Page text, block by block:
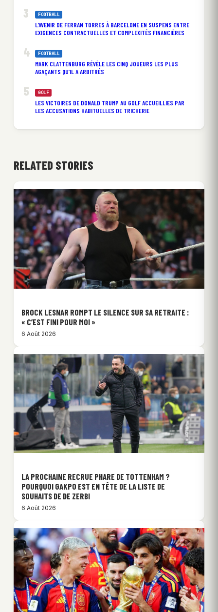
FOOTBALL
L’AVENIR DE FERRAN TORRES À BARCELONE EN SUSPENS ENTRE
EXIGENCES CONTRACTUELLES ET COMPLEXITÉS FINANCIÈRES
FOOTBALL
MARK CLATTENBURG RÉVÈLE LES CINQ JOUEURS LES PLUS
AGAÇANTS QU’IL A ARBITRÉS
GOLF
LES VICTOIRES DE DONALD TRUMP AU GOLF ACCUEILLIES PAR
LES ACCUSATIONS HABITUELLES DE TRICHERIE
RELATED STORIES
BROCK LESNAR ROMPT LE SILENCE SUR SA RETRAITE :
« C’EST FINI POUR MOI »
6 Août 2026
LA PROCHAINE RECRUE PHARE DE TOTTENHAM ?
POURQUOI GAKPO EST EN TÊTE DE LA LISTE DE
SOUHAITS DE DE ZERBI
6 Août 2026